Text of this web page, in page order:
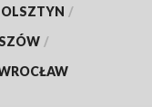
OLSZTYN /
/